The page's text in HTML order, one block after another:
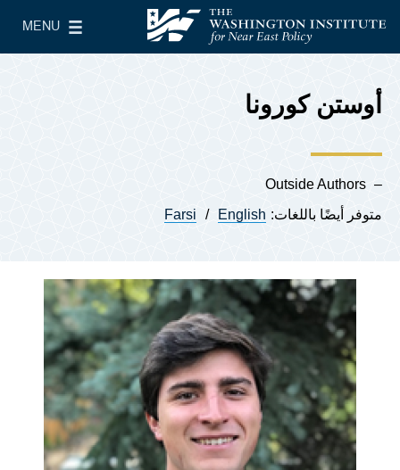
معهد واشنطن لسياسات الشرق الأدنى
MENU
Main Menu
أوستن كورونا
Outside Authors
متوفر أيضًا باللغات: English
Farsi